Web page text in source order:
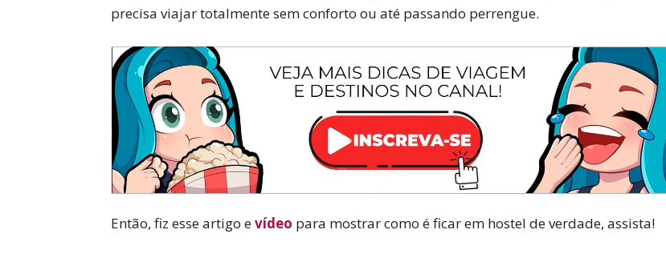
precisa viajar totalmente sem conforto ou até passando perrengue.
Então, fiz esse artigo evídeo para mostrar como é ficar em hostel de verdade, assista!